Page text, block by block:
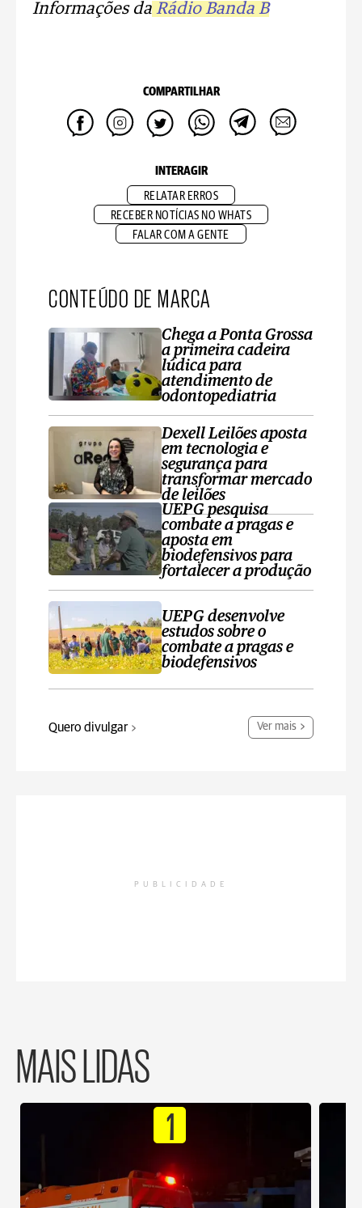
Informações da Rádio Banda B
COMPARTILHAR
INTERAGIR
RELATAR ERROS
RECEBER NOTÍCIAS NO WHATS
FALAR COM A GENTE
CONTEÚDO DE MARCA
Chega a Ponta Grossa
a primeira cadeira
lúdica para
atendimento de
odontopediatria
Dexell Leilões aposta
em tecnologia e
segurança para
transformar mercado
de leilões
UEPG pesquisa
combate a pragas e
aposta em
biodefensivos para
fortalecer a produção
UEPG desenvolve
estudos sobre o
combate a pragas e
biodefensivos
Quero divulgar Ver mais
PUBLICIDADE
MAIS LIDAS
1